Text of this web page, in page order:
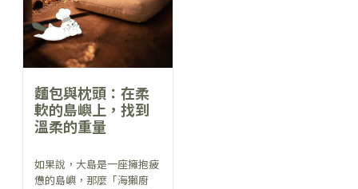
麵包與枕頭：在柔
軟的島嶼上，找到
溫柔的重量
如果說，大島是一座擁抱疲
憊的島嶼，那麼「海獺廚